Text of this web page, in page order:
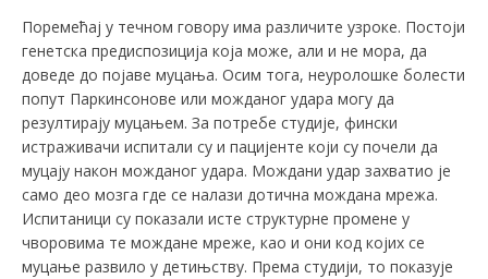
Поремећај у течном говору има различите узроке. Постоји
генетска предиспозиција која може, али и не мора, да
доведе до појаве муцања. Осим тога, неуролошке болести
попут Паркинсонове или можданог удара могу да
резултирају муцањем. За потребе студије, фински
истраживачи испитали су и пацијенте који су почели да
муцају након можданог удара. Мождани удар захватио је
само део мозга где се налази дотична мождана мрежа.
Испитаници су показали исте структурне промене у
чворовима те мождане мреже, као и они код којих се
муцање развило у детињству. Према студији, то показује